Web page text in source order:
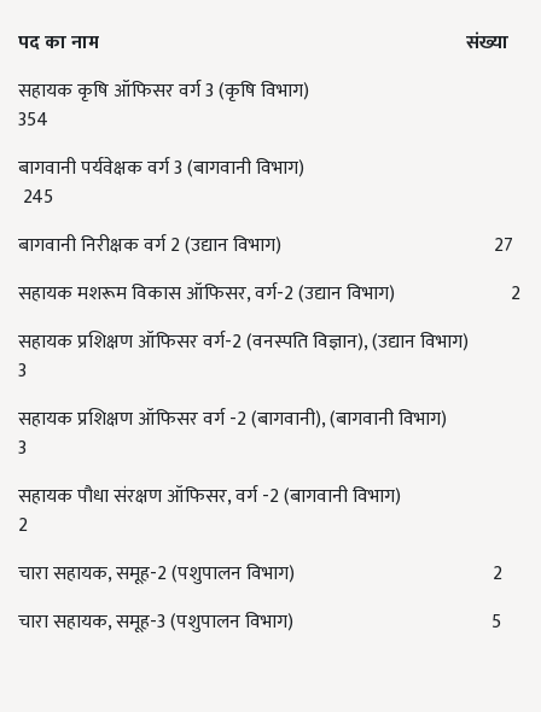
पद का नाम
संख्या
सहायक कृषि ऑफिसर वर्ग 3 (कृषि विभाग)
354
बागवानी पर्यवेक्षक वर्ग 3 (बागवानी विभाग)
245
बागवानी निरीक्षक वर्ग 2 (उद्यान विभाग) 27
सहायक मशरूम विकास ऑफिसर, वर्ग-2 (उद्यान विभाग) 2
सहायक प्रशिक्षण ऑफिसर वर्ग-2 (वनस्पति विज्ञान), (उद्यान विभाग)
3
सहायक प्रशिक्षण ऑफिसर वर्ग -2 (बागवानी), (बागवानी विभाग)
3
सहायक पौधा संरक्षण ऑफिसर, वर्ग -2 (बागवानी विभाग)
2
चारा सहायक, समूह-2 (पशुपालन विभाग) 2
चारा सहायक, समूह-3 (पशुपालन विभाग) 5